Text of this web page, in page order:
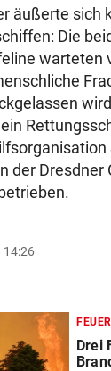
äußerte sich
Die
warteten
der Dresdner
14:26
Drei